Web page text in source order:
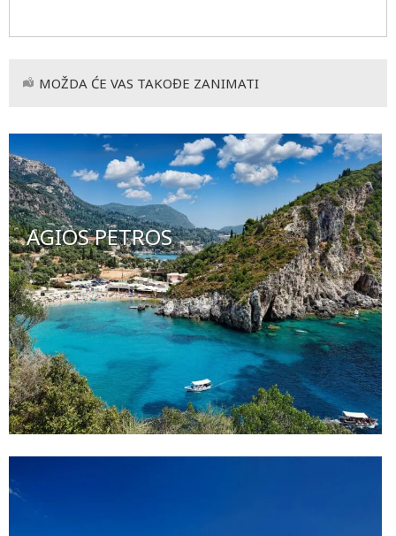
MOŽDA ĆE VAS TAKOĐE ZANIMATI
AGIOS PETROS